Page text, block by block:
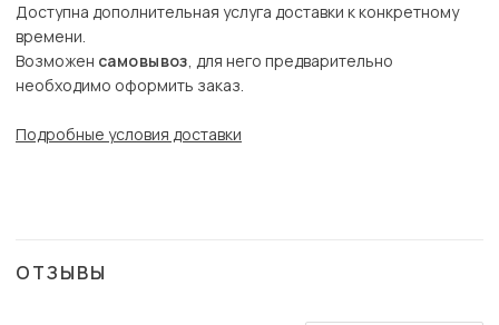
Доступна дополнительная услуга доставки к конкретному
времени.
Возможен самовывоз, для него предварительно
необходимо оформить заказ.
Подробные условия доставки
ОТЗЫВЫ